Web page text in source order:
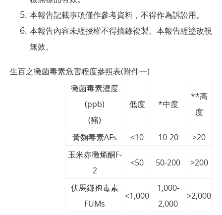
本報告記載事項僅作參考資料，不得作為訴訟用。
本報告內容未經授權不得摘錄複製。本報告經塗改視
無效。
生百之黴菌毒素危害程度參照表(附件一)
黴菌毒素濃度
(ppb)
(豬)
低度 *中度
**高
度
黃麴毒素AFs <10 10-20
>20
玉米赤黴烯酮F-
2
<50 50-200 >200
伏馬鎌孢毒素
FUMs
<1,000
1,000-
2,000
>2,000